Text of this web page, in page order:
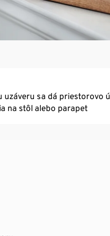
uzáveru sa dá priestorovo
na stôl alebo parapet